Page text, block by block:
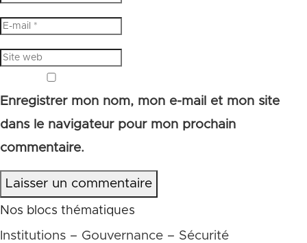
Enregistrer mon nom, mon e-mail et mon site
dans le navigateur pour mon prochain
commentaire.
Laisser un commentaire
Nos blocs thématiques
Institutions – Gouvernance – Sécurité